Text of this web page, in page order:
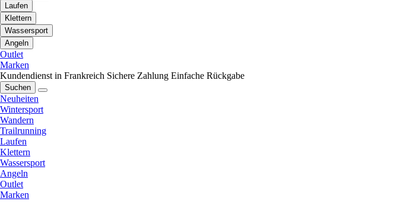
Laufen
Klettern
Wassersport
Angeln
Outlet
Marken
Kundendienst in Frankreich Sichere Zahlung Einfache Rückgabe
Suchen
Neuheiten
Wintersport
Wandern
Trailrunning
Laufen
Klettern
Wassersport
Angeln
Outlet
Marken